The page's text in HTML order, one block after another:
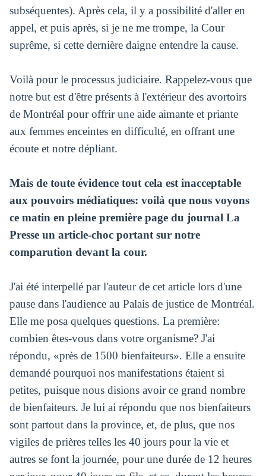
subséquentes). Après cela, il y a possibilité d'aller en
appel, et puis après, si je ne me trompe, la Cour
suprême, si cette dernière daigne entendre la cause.
Voilà pour le processus judiciaire. Rappelez-vous que
notre but est d'être présents à l'extérieur des avortoirs
de Montréal pour offrir une aide aimante et priante
aux femmes enceintes en difficulté, en offrant une
écoute et notre dépliant.
Mais de toute évidence tout cela est inacceptable
aux pouvoirs médiatiques: voilà que nous voyons
ce matin en pleine première page du journal La
Presse un article-choc portant sur notre
comparution devant la cour.
J'ai été interpellé par l'auteur de cet article lors d'une
pause dans l'audience au Palais de justice de Montréal.
Elle me posa quelques questions. La première:
combien êtes-vous dans votre organisme? J'ai
répondu, «près de 1500 bienfaiteurs». Elle a ensuite
demandé pourquoi nos manifestations étaient si
petites, puisque nous disions avoir ce grand nombre
de bienfaiteurs. Je lui ai répondu que nos bienfaiteurs
sont partout dans la province, et, de plus, que nos
vigiles de prières telles les 40 jours pour la vie et
autres se font la journée, pour une durée de 12 heures